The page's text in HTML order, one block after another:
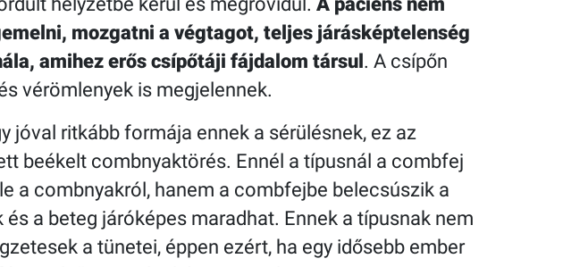
mozgatni a végtagot, teljes járásképtelenség
amihez erős csípőtáji fájdalom társul. A csípőn
vérömlenyek is megjelennek.
jóval ritkább formája ennek a sérülésnek, ez az
beékelt combnyaktörés. Ennél a típusnál a combfej
a combnyakról, hanem a combfejbe belecsúszik a
és a beteg járóképes maradhat. Ennek a típusnak nem
a tünetei, éppen ezért, ha egy idősebb ember